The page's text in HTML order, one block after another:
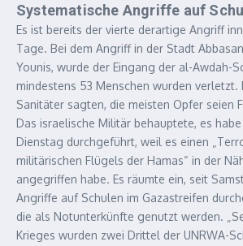
Systematische Angriffe auf
Es ist bereits der vierte derartige Angriff
Tage. Bei dem Angriff in der Stadt
Younis, wurde der Eingang der al-Awdah-
mindestens 53 Menschen wurden verletzt.
Sanitäter sagten, die meisten Opfer seien
Das israelische Militär behauptete, es
Dienstag durchgeführt, weil es einen
militärischen Flügels der Hamas“ in der
angegriffen habe. Es räumte ein, seit
Angriffe auf Schulen im Gazastreifen
die als Notunterkünfte genutzt werden.
Krieges wurden zwei Drittel der UNRWA-